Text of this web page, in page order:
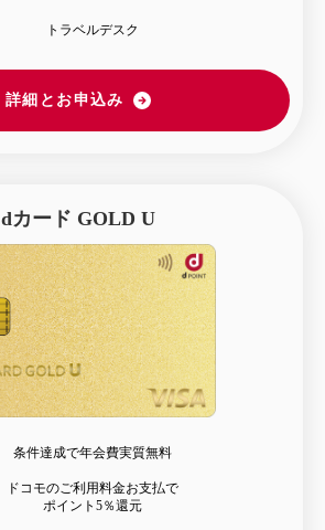
トラベルデスク
詳細とお申込み
dカード GOLD U
条件達成で年会費実質無料
ドコモのご利用料金お支払で
ポイント5％還元